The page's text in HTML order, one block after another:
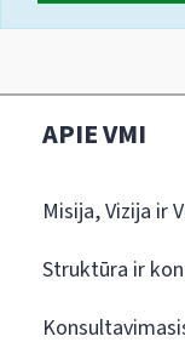
APIE VMI
Misija, Vizija ir
Struktūra ir